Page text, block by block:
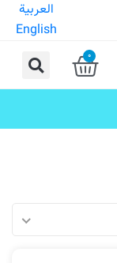
العربية
English
0